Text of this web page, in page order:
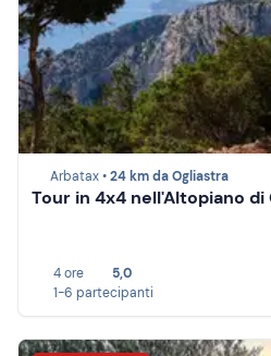
Arbatax •24 km da Ogliastra
Tour in 4x4 nell'Altopiano di
4 ore
5,0
1-6 partecipanti